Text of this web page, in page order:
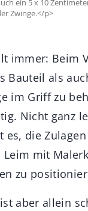
ein 5 x 10
Zwinge.</p>
immer: Beim
Bauteil als
im Griff zu
Nicht ganz
es, die
Leim mit
zu
aber allein